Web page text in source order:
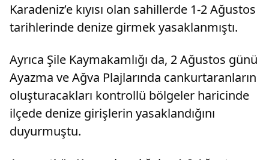
Karadeniz’e kıyısı olan sahillerde 1-2 Ağustos
tarihlerinde denize girmek yasaklanmıştı.
Ayrıca Şile Kaymakamlığı da, 2 Ağustos günü
Ayazma ve Ağva Plajlarında cankurtaranların
oluşturacakları kontrollü bölgeler haricinde
ilçede denize girişlerin yasaklandığını
duyurmuştu.